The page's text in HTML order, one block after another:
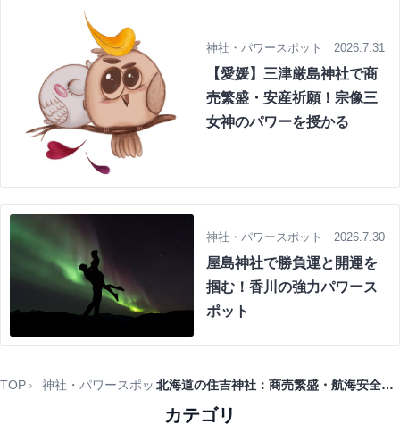
神社・パワースポット 2026.7.31
【愛媛】三津厳島神社で商
売繁盛・安産祈願！宗像三
女神のパワーを授かる
神社・パワースポット 2026.7.30
屋島神社で勝負運と開運を
掴む！香川の強力パワース
ポット
TOP 神社・パワースポット 北海道の住吉神社：商売繁盛・航海安全を叶えるパワースポット
カテゴリ